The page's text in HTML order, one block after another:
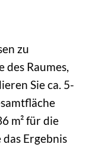
zu
des Raumes,
Sie ca. 5-
m² für die
Ergebnis